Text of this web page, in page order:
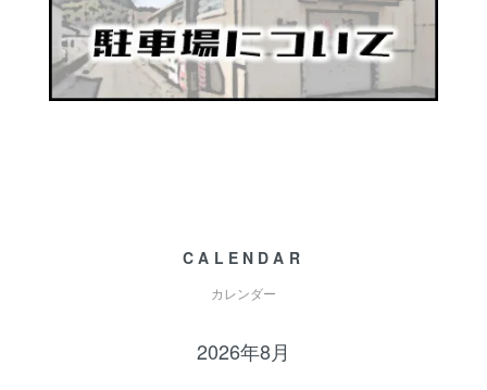
CALENDAR
カレンダー
2026年8月